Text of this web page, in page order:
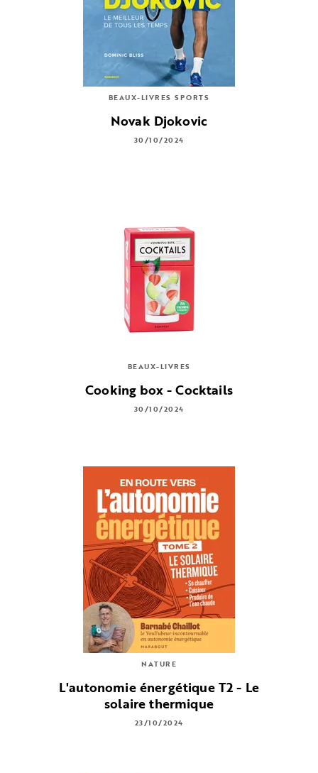
BEAUX-LIVRES SPORTS
Novak Djokovic
30/10/2024
BEAUX-LIVRES
Cooking box - Cocktails
30/10/2024
NATURE
L'autonomie énergétique T2 - Le
solaire thermique
23/10/2024